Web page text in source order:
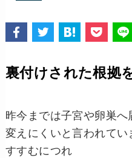
裏付けされた根拠
昨今までは子宮や卵巣へ
変えにくいと言われて
すすむにつれ